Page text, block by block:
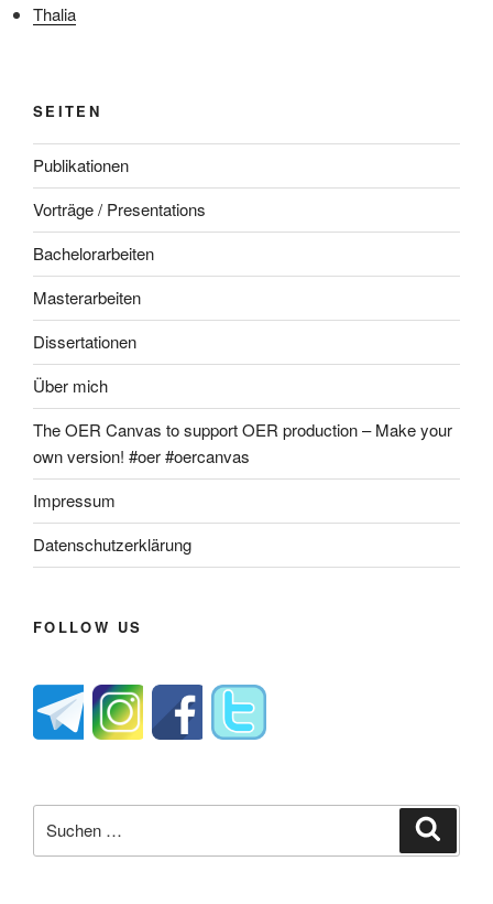
Thalia
SEITEN
Publikationen
Vorträge / Presentations
Bachelorarbeiten
Masterarbeiten
Dissertationen
Über mich
The OER Canvas to support OER production – Make your
own version! #oer #oercanvas
Impressum
Datenschutzerklärung
FOLLOW US
nach: